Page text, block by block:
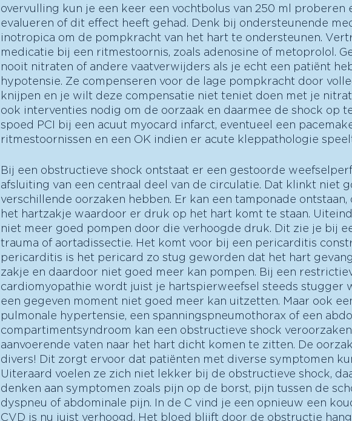
overvulling kun je een keer een vochtbolus van 250 ml proberen
evalueren of dit effect heeft gehad. Denk bij ondersteunende
inotropica om de pompkracht van het hart te ondersteunen.
medicatie bij een ritmestoornis, zoals adenosine of metoprolol.
nooit nitraten of andere vaatverwijders als je echt een patiënt
hypotensie. Ze compenseren voor de lage pompkracht door
knijpen en je wilt deze compensatie niet teniet doen met je
ook interventies nodig om de oorzaak en daarmee de shock op
spoed PCI bij een acuut myocard infarct, eventueel een
ritmestoornissen en een OK indien er acute kleppathologie
Bij een obstructieve shock ontstaat er een gestoorde
afsluiting van een centraal deel van de circulatie. Dat klinkt niet
verschillende oorzaken hebben. Er kan een tamponade
het hartzakje waardoor er druk op het hart komt te staan.
niet meer goed pompen door die verhoogde druk. Dit zie je bij
trauma of aortadissectie. Het komt voor bij een pericarditis
pericarditis is het pericard zo stug geworden dat het hart
zakje en daardoor niet goed meer kan pompen. Bij een
cardiomyopathie wordt juist je hartspierweefsel steeds stugger
een gegeven moment niet goed meer kan uitzetten. Maar ook
pulmonale hypertensie, een spanningspneumothorax of een
compartimentsyndroom kan een obstructieve shock
aanvoerende vaten naar het hart dicht komen te zitten. De
divers! Dit zorgt ervoor dat patiënten met diverse symptomen
Uiteraard voelen ze zich niet lekker bij de obstructieve shock,
denken aan symptomen zoals pijn op de borst, pijn tussen de
dyspneu of abdominale pijn. In de C vind je een opnieuw een
CVD is nu juist verhoogd. Het bloed blijft door de obstructie